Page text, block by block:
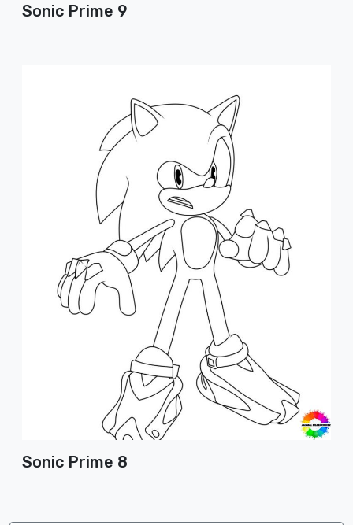
Sonic Prime 9
Sonic Prime 8